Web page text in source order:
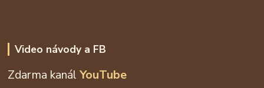
Video návody a FB
Zdarma kanálYouTube